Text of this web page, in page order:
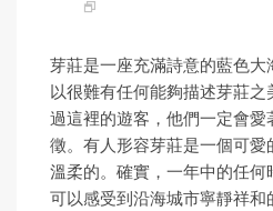
芽莊是一座充滿詩意的藍色
以很難有任何能夠描述芽莊
過這裡的遊客，他們一定會
徵。有人形容芽莊是一個可
溫柔的。確實，一年中的任
可以感受到沿海城市寧靜祥和